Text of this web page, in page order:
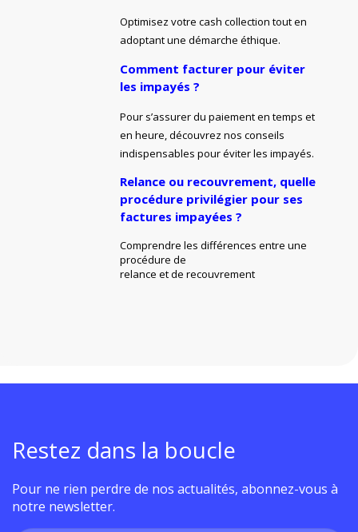
Optimisez votre cash collection tout en
adoptant une démarche éthique.
Comment facturer pour éviter
les impayés ?
Pour s’assurer du paiement en temps et
en heure, découvrez nos conseils
indispensables pour éviter les impayés.
Relance ou recouvrement, quelle
procédure privilégier pour ses
factures impayées ?
Comprendre les différences entre une
procédure de
relance et de recouvrement
Restez dans la boucle
Pour ne rien perdre de nos actualités, abonnez-vous à
notre newsletter.